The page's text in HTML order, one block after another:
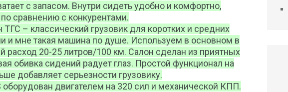
с запасом. Внутри сидеть удобно и комфортно,
сравнению с конкурентами.
– классический грузовик для коротких и средних
и мне такая машина по душе. Используем в основном в
расход 20-25 литров/100 км. Салон сделан из приятных
обивка сидений радует глаз. Простой функционал на
добавляет серьезности грузовику.
оборудован двигателем на 320 сил и механической КПП.